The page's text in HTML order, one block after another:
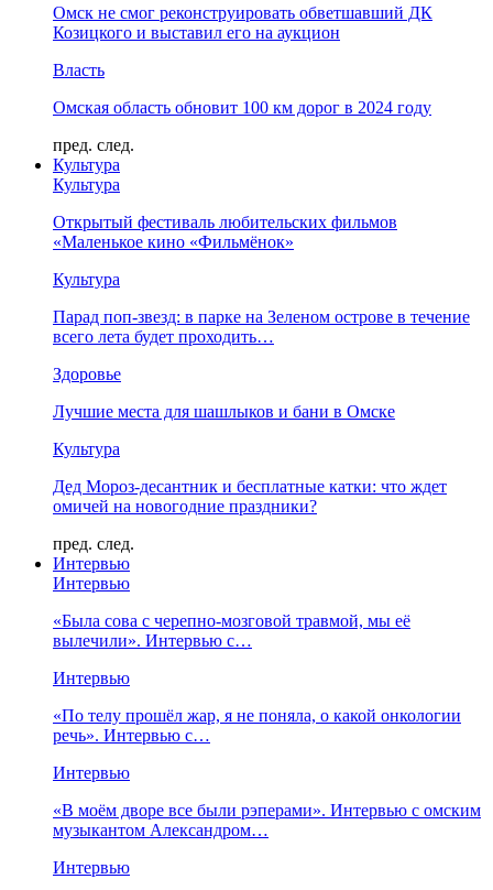
Омск не смог реконструировать обветшавший ДК
Козицкого и выставил его на аукцион
Власть
Омская область обновит 100 км дорог в 2024 году
пред. след.
Культура
Культура
Открытый фестиваль любительских фильмов
«Маленькое кино «Фильмёнок»
Культура
Парад поп-звезд: в парке на Зеленом острове в течение
всего лета будет проходить…
Здоровье
Лучшие места для шашлыков и бани в Омске
Культура
Дед Мороз-десантник и бесплатные катки: что ждет
омичей на новогодние праздники?
пред. след.
Интервью
Интервью
«Была сова с черепно-мозговой травмой, мы её
вылечили». Интервью с…
Интервью
«По телу прошёл жар, я не поняла, о какой онкологии
речь». Интервью с…
Интервью
«В моём дворе все были рэперами». Интервью с омским
музыкантом Александром…
Интервью